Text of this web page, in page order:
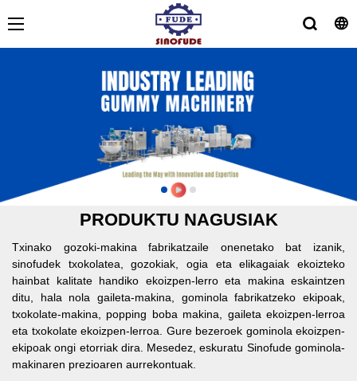
PRODUKTU NAGUSIAK
Txinako gozoki-makina fabrikatzaile onenetako bat izanik,
sinofudek txokolatea, gozokiak, ogia eta elikagaiak ekoizteko
hainbat kalitate handiko ekoizpen-lerro eta makina eskaintzen
ditu, hala nola gaileta-makina, gominola fabrikatzeko ekipoak,
txokolate-makina, popping boba makina, gaileta ekoizpen-lerroa
eta txokolate ekoizpen-lerroa. Gure bezeroek gominola ekoizpen-
ekipoak ongi etorriak dira. Mesedez, eskuratu Sinofude gominola-
makinaren prezioaren aurrekontuak.